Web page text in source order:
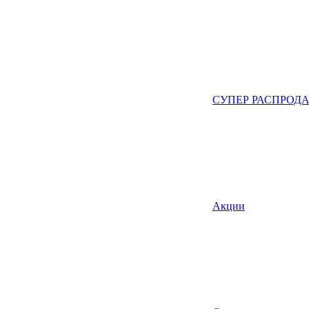
СУПЕР
Акции